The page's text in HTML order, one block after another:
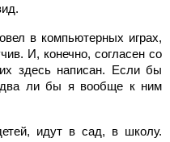
в компьютерных играх,
И, конечно, согласен со
здесь написан. Если бы
ли бы я вообще к ним
идут в сад, в школу.